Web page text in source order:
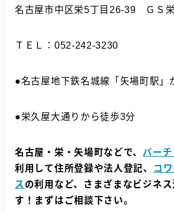
名古屋市中区栄5丁目26-39 ＧＳ栄
ＴＥＬ：052-242-3230
●名古屋地下鉄名城線「矢場町駅」
●栄久屋大通りから徒歩3分
名古屋・栄・矢場町などで、 バー
利用して住所登録や法人登記、
コ
ス の利用など、さまざまなビジネ
す！まずはご相談下さい。